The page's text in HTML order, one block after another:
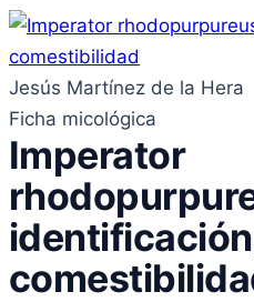
Jesús Martínez de la Hera
Ficha micológica
Imperator